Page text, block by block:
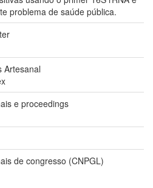
problema de saúde pública.
Artesanal
e proceedings
de congresso (CNPGL)